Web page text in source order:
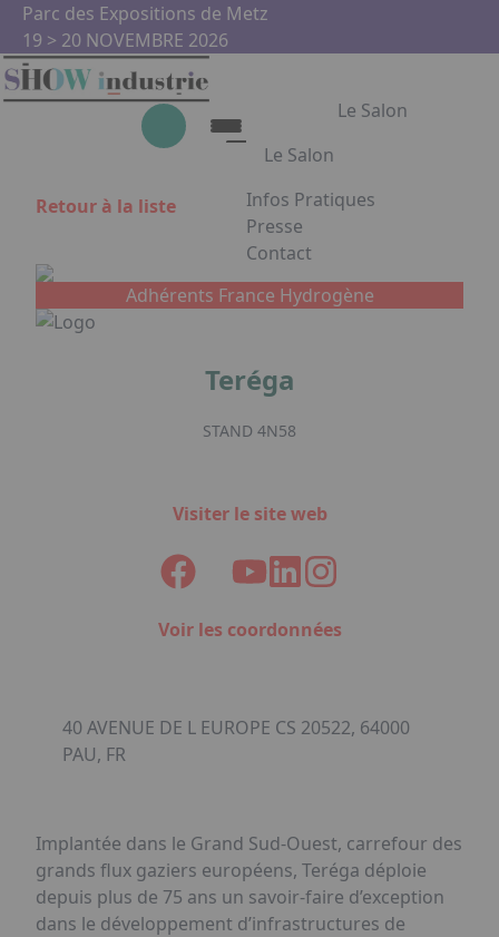
Aller au contenu principal
Parc des Expositions de Metz
19 > 20 NOVEMBRE 2026
Le Salon
Le Salon
Le Salon
Show Industrie
Partenaires
Show Industrie en images
Infos Pratiques
Presse
Contact
Appuyez sur Entrée pour
Retour à la liste
Adhérents France Hydrogène
Teréga
STAND 4N58
Visiter le site web
Voir les coordonnées
40 AVENUE DE L EUROPE CS 20522, 64000
PAU, FR
Implantée dans le Grand Sud-Ouest, carrefour des
grands flux gaziers européens, Teréga déploie
depuis plus de 75 ans un savoir-faire d’exception
dans le développement d’infrastructures de
Panneau de gestion des cookies